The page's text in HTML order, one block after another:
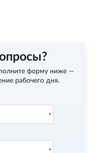
форму ниже —
рабочего дня.